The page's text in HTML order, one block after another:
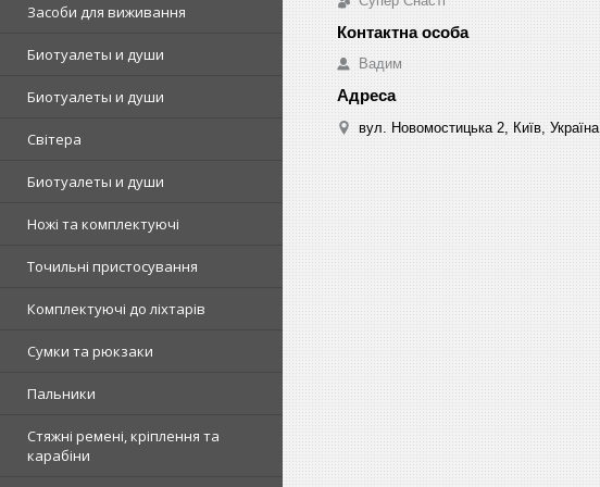
Засоби для виживання
Биотуалеты и души
Биотуалеты и души
Світера
Биотуалеты и души
Ножі та комплектуючі
Точильні пристосування
Комплектуючі до ліхтарів
Сумки та рюкзаки
Пальники
Стяжні ремені, кріплення та
карабіни
Вадим
вул. Новомостицька 2, Київ, Україна